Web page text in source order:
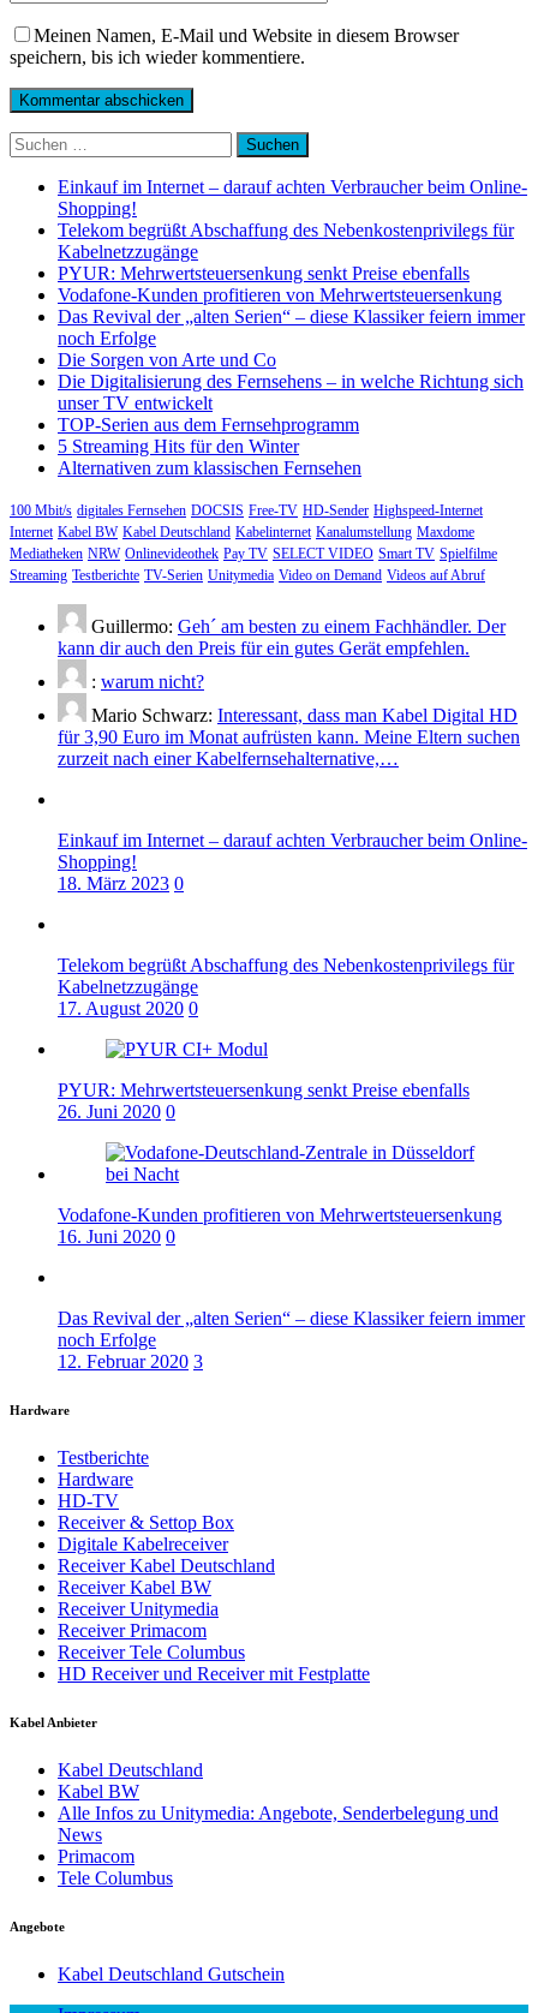
Meinen Namen, E-Mail und Website in diesem Browser
speichern, bis ich wieder kommentiere.
Suchen
nach:
Einkauf im Internet – darauf achten Verbraucher beim Online-
Shopping!
Telekom begrüßt Abschaffung des Nebenkostenprivilegs für
Kabelnetzzugänge
PYUR: Mehrwertsteuersenkung senkt Preise ebenfalls
Vodafone-Kunden profitieren von Mehrwertsteuersenkung
Das Revival der „alten Serien“ – diese Klassiker feiern immer
noch Erfolge
Die Sorgen von Arte und Co
Die Digitalisierung des Fernsehens – in welche Richtung sich
unser TV entwickelt
TOP-Serien aus dem Fernsehprogramm
5 Streaming Hits für den Winter
Alternativen zum klassischen Fernsehen
100 Mbit/s digitales Fernsehen DOCSIS Free-TV HD-Sender Highspeed-Internet
Internet Kabel BW Kabel Deutschland Kabelinternet Kanalumstellung Maxdome
Mediatheken NRW Onlinevideothek Pay TV SELECT VIDEO Smart TV Spielfilme
Streaming Testberichte TV-Serien Unitymedia Video on Demand Videos auf Abruf
Guillermo: Geh´ am besten zu einem Fachhändler. Der
kann dir auch den Preis für ein gutes Gerät empfehlen.
: warum nicht?
Mario Schwarz: Interessant, dass man Kabel Digital HD
für 3,90 Euro im Monat aufrüsten kann. Meine Eltern suchen
zurzeit nach einer Kabelfernsehalternative,…
Einkauf im Internet – darauf achten Verbraucher beim Online-
Shopping!
18. März 2023 0
Telekom begrüßt Abschaffung des Nebenkostenprivilegs für
Kabelnetzzugänge
17. August 2020 0
PYUR: Mehrwertsteuersenkung senkt Preise ebenfalls
26. Juni 2020 0
Vodafone-Kunden profitieren von Mehrwertsteuersenkung
16. Juni 2020 0
Das Revival der „alten Serien“ – diese Klassiker feiern immer
noch Erfolge
12. Februar 2020 3
Hardware
Testberichte
Hardware
HD-TV
Receiver & Settop Box
Digitale Kabelreceiver
Receiver Kabel Deutschland
Receiver Kabel BW
Receiver Unitymedia
Receiver Primacom
Receiver Tele Columbus
HD Receiver und Receiver mit Festplatte
Kabel Anbieter
Kabel Deutschland
Kabel BW
Alle Infos zu Unitymedia: Angebote, Senderbelegung und
News
Primacom
Tele Columbus
Angebote
Kabel Deutschland Gutschein